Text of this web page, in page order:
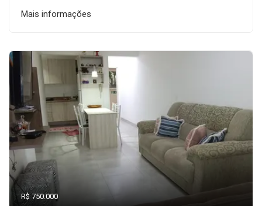
Mais informações
R$ 750.000